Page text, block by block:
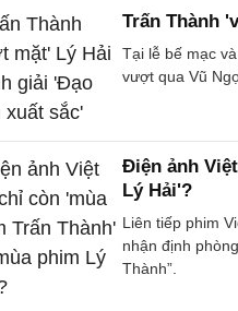
Trấn Thành
Tại lễ bế mạc
vượt qua Vũ
Điện ảnh
Lý Hải'?
Liên tiếp phim
nhận định
Thành”.